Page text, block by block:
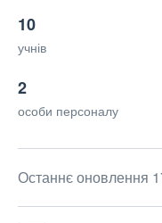
10
учнів
2
особи персоналу
Останнє оновлення